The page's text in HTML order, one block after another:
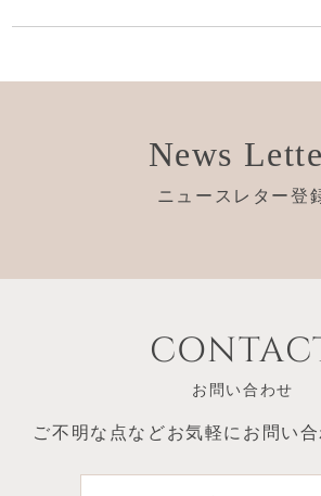
News
ニュースレター登
お問い合わせ
ご不明な点などお気軽にお問い合